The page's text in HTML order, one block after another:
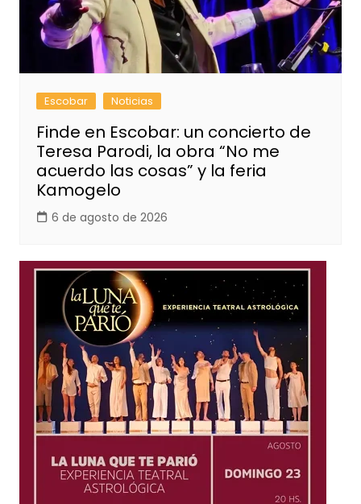
Escobar Noticias
Finde en Escobar: un concierto de
Teresa Parodi, la obra “No me
acuerdo las cosas” y la feria
Kamogelo
6 de agosto de 2026